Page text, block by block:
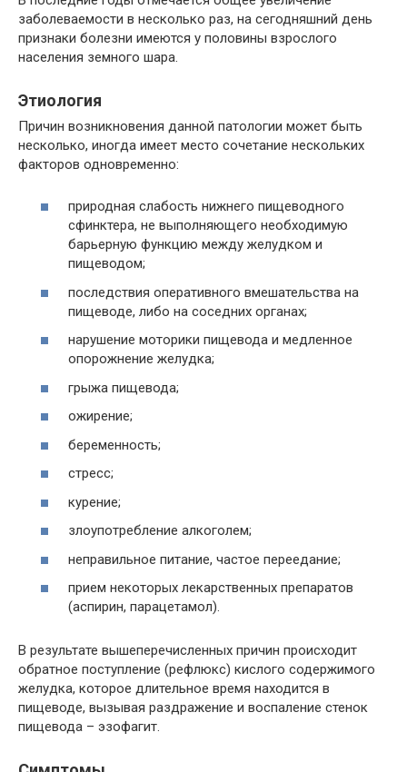
заболеваемости в несколько раз, на сегодняшний день
признаки болезни имеются у половины взрослого
населения земного шара.
Этиология
Причин возникновения данной патологии может быть
несколько, иногда имеет место сочетание нескольких
факторов одновременно:
природная слабость нижнего пищеводного
сфинктера, не выполняющего необходимую
барьерную функцию между желудком и
пищеводом;
последствия оперативного вмешательства на
пищеводе, либо на соседних органах;
нарушение моторики пищевода и медленное
опорожнение желудка;
грыжа пищевода;
ожирение;
беременность;
стресс;
курение;
злоупотребление алкоголем;
неправильное питание, частое переедание;
прием некоторых лекарственных препаратов
(аспирин, парацетамол).
В результате вышеперечисленных причин происходит
обратное поступление (рефлюкс) кислого содержимого
желудка, которое длительное время находится в
пищеводе, вызывая раздражение и воспаление стенок
пищевода – эзофагит.